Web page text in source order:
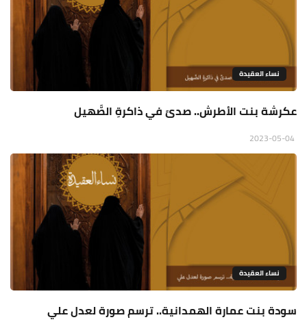
نساء العقيدة
عكرشة بنت الأطرش.. صدىً في ذاكرةِ الصَّهيل
نساء العقيدة
سودة بنت عمارة الهمدانية.. ترسم صورة لعدل علي